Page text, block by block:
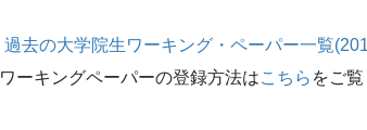
過去の大学院生ワーキング・ペーパー一覧
ワーキングペーパーの登録方法はこちら をご覧